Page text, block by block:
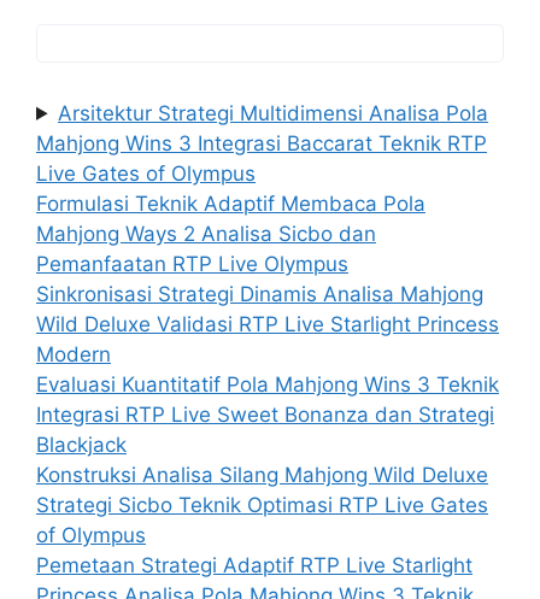
Arsitektur Strategi Multidimensi Analisa Pola
Mahjong Wins 3 Integrasi Baccarat Teknik RTP
Live Gates of Olympus
Formulasi Teknik Adaptif Membaca Pola
Mahjong Ways 2 Analisa Sicbo dan
Pemanfaatan RTP Live Olympus
Sinkronisasi Strategi Dinamis Analisa Mahjong
Wild Deluxe Validasi RTP Live Starlight Princess
Modern
Evaluasi Kuantitatif Pola Mahjong Wins 3 Teknik
Integrasi RTP Live Sweet Bonanza dan Strategi
Blackjack
Konstruksi Analisa Silang Mahjong Wild Deluxe
Strategi Sicbo Teknik Optimasi RTP Live Gates
of Olympus
Pemetaan Strategi Adaptif RTP Live Starlight